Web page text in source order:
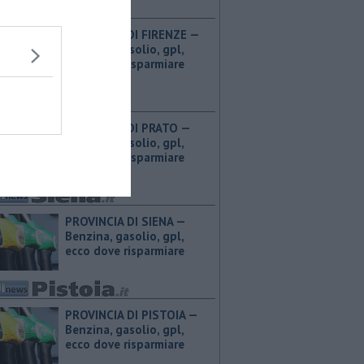
PROVINCIA DI FIRENZE — ​
Benzina, gasolio, gpl,
ecco dove risparmiare
PROVINCIA DI PRATO — ​
Benzina, gasolio, gpl,
ecco dove risparmiare
PROVINCIA DI SIENA — ​
Benzina, gasolio, gpl,
ecco dove risparmiare
PROVINCIA DI PISTOIA — ​
Benzina, gasolio, gpl,
ecco dove risparmiare